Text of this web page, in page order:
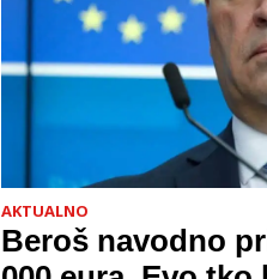
AKTUALNO
Beroš navodno